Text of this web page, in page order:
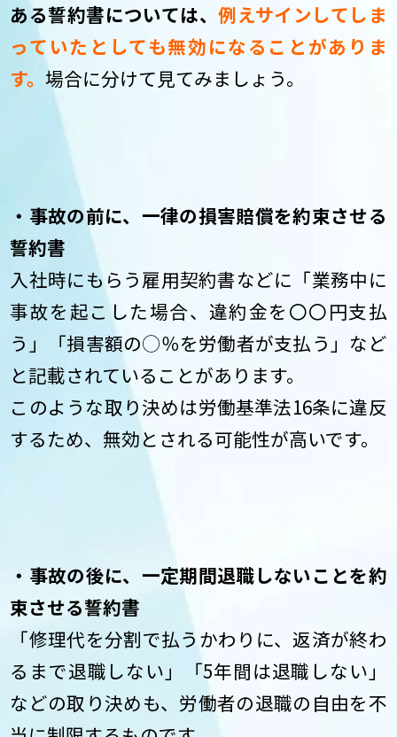
ある誓約書については、例えサインしてしま
っていたとしても無効になることがありま
す。場合に分けて見てみましょう。
・事故の前に、一律の損害賠償を約束させる
誓約書
入社時にもらう雇用契約書などに「業務中に
事故を起こした場合、違約金を〇〇円支払
う」「損害額の◯％を労働者が支払う」など
と記載されていることがあります。
このような取り決めは労働基準法16条に違反
するため、無効とされる可能性が高いです。
・事故の後に、一定期間退職しないことを約
束させる誓約書
「修理代を分割で払うかわりに、返済が終わ
るまで退職しない」「5年間は退職しない」
などの取り決めも、労働者の退職の自由を不